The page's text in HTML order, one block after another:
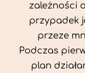
zależności
przypadek
przeze
Podczas
plan